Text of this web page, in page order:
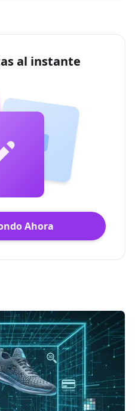
al instante
Ahora